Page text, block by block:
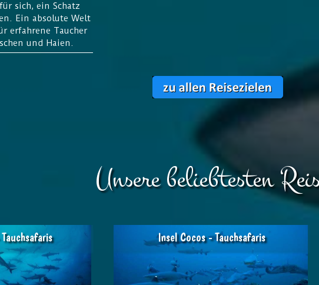
sich, ein Schatz
Ein absolute Welt
erfahrene Taucher
und Haien.
Unsere beliebtesten
Insel Cocos - Tauchsafaris